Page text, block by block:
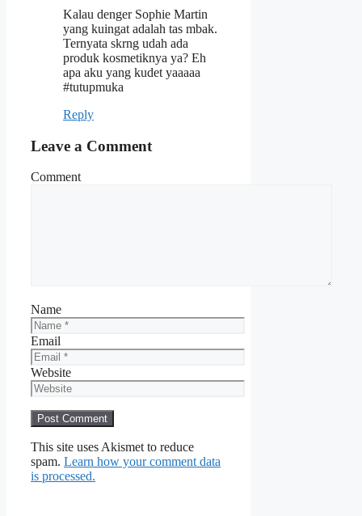
Kalau denger Sophie Martin
yang kuingat adalah tas mbak.
Ternyata skrng udah ada
produk kosmetiknya ya? Eh
apa aku yang kudet yaaaaa
#tutupmuka
Reply
Leave a Comment
Comment
Name
Email
Website
This site uses Akismet to reduce
spam. Learn how your comment data
is processed.